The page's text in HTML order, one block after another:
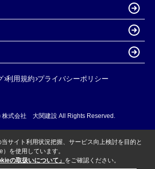
利用規約 プライバシーポリシー
株式会社 大関建設 All Rights Reserved.
サイト利用状況把握、サービス向上検討を目的と
を使用しています。
の取扱いについて」 をご確認ください。